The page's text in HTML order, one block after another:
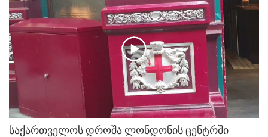
საქართველოს დროშა ლონდონის ცენტრში